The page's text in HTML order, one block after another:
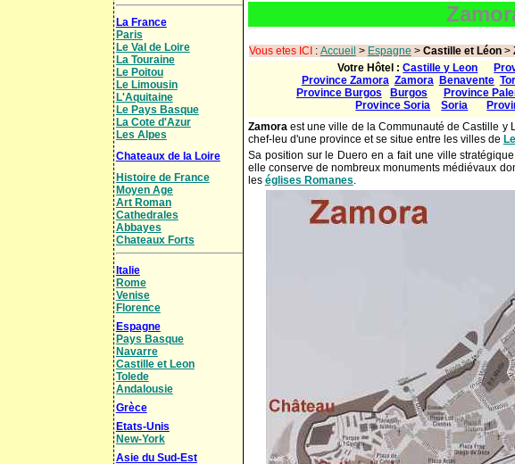
La France
Paris
Le Val de Loire
La Touraine
Le Poitou
Le Limousin
L'Aquitaine
Le Pays Basque
La Cote d'Azur
Les Alpes
Chateaux de la Loire
Histoire de France
Moyen Age
Art Roman
Cathedrales
Abbayes
Chateaux Forts
Italie
Rome
Venise
Florence
Espagne
Pays Basque
Navarre
Castille et Leon
Tolede
Andalousie
Grèce
Etats-Unis
New-York
Asie du Sud-Est
Vous etes ICI: Accueil > Espagne > Castille et Léon>
Votre Hôtel : Castille y Leon
Province Zamora Zamora Benavente
Province Burgos
Burgos Province
Province Soria
Soria
Zamora est une ville de la Communauté de Castille y
chef-leu d'une province et se situe entre les villes de
Sa position sur le Duero en a fait une ville
elle conserve de nombreux monuments médiévaux
les églises Romanes